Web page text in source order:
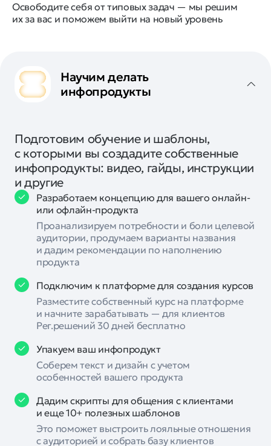
Освободите себя от типовых задач — мы решим
их за вас и поможем выйти на новый уровень
Научим делать
инфопродукты
Подготовим обучение и шаблоны,
с которыми вы создадите собственные
инфопродукты: видео, гайды, инструкции
и другие
Разработаем концепцию для вашего онлайн-
или офлайн-продукта
Проанализируем потребности и боли целевой
аудитории, продумаем варианты названия
и дадим рекомендации по наполнению
продукта
Подключим к платформе для создания курсов
Разместите собственный курс на платформе
и начните зарабатывать — для клиентов
Рег.решений 30 дней бесплатно
Упакуем ваш инфопродукт
Соберем текст и дизайн с учетом
особенностей вашего продукта
Дадим скрипты для общения с клиентами
и еще 10+ полезных шаблонов
Это поможет выстроить лояльные отношения
с аудиторией и собрать базу клиентов